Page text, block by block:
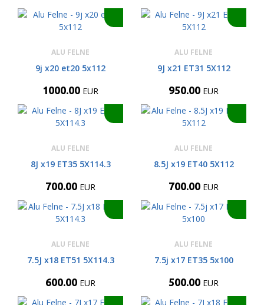
ALU FELNE
9j x20 et20 5x112
1000.00 EUR
ALU FELNE
9J x21 ET31 5X112
950.00 EUR
ALU FELNE
8J x19 ET35 5X114.3
700.00 EUR
ALU FELNE
8.5J x19 ET40 5X112
700.00 EUR
ALU FELNE
7.5J x18 ET51 5X114.3
600.00 EUR
ALU FELNE
7.5j x17 ET35 5x100
500.00 EUR